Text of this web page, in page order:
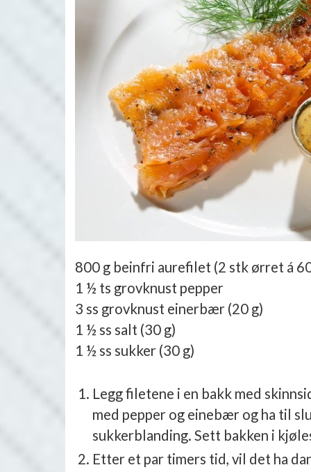
800 g beinfri aurefilet (2 stk ørret á
1 ½ ts grovknust pepper
3 ss grovknust einerbær (20 g)
1 ½ ss salt (30 g)
1 ½ ss sukker (30 g)
Legg filetene i en bakk med
med pepper og einebær og ha til
sukkerblanding. Sett bakken i
Etter et par timers tid, vil det ha